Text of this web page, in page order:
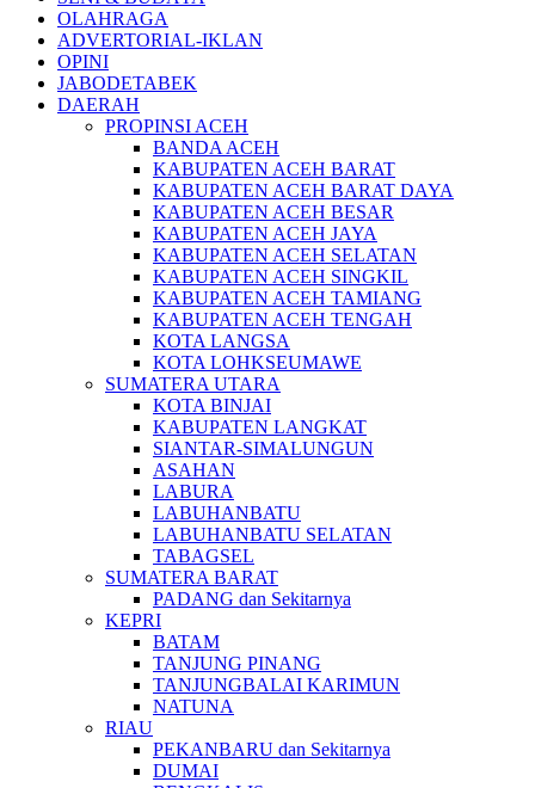
OLAHRAGA
ADVERTORIAL-IKLAN
OPINI
JABODETABEK
DAERAH
PROPINSI ACEH
BANDA ACEH
KABUPATEN ACEH BARAT
KABUPATEN ACEH BARAT DAYA
KABUPATEN ACEH BESAR
KABUPATEN ACEH JAYA
KABUPATEN ACEH SELATAN
KABUPATEN ACEH SINGKIL
KABUPATEN ACEH TAMIANG
KABUPATEN ACEH TENGAH
KOTA LANGSA
KOTA LOHKSEUMAWE
SUMATERA UTARA
KOTA BINJAI
KABUPATEN LANGKAT
SIANTAR-SIMALUNGUN
ASAHAN
LABURA
LABUHANBATU
LABUHANBATU SELATAN
TABAGSEL
SUMATERA BARAT
PADANG dan Sekitarnya
KEPRI
BATAM
TANJUNG PINANG
TANJUNGBALAI KARIMUN
NATUNA
RIAU
PEKANBARU dan Sekitarnya
DUMAI